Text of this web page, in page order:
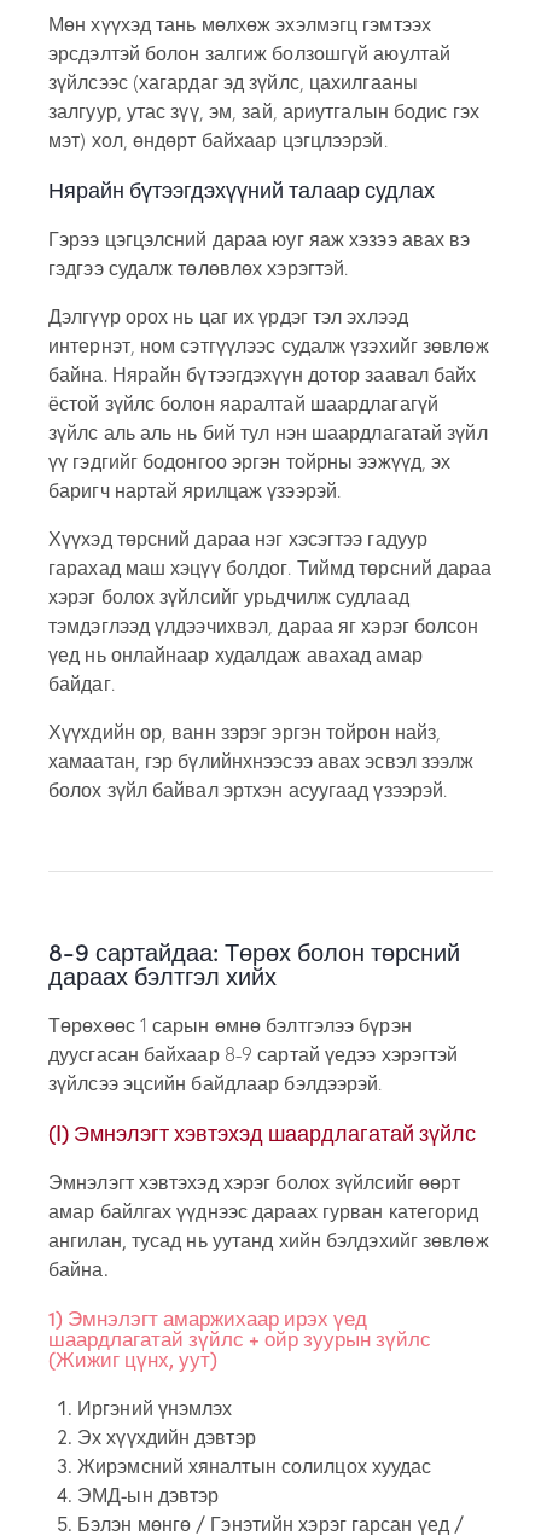
Мөн хүүхэд тань мөлхөж эхэлмэгц гэмтээх
эрсдэлтэй болон залгиж болзошгүй аюултай
зүйлсээс (хагардаг эд зүйлс, цахилгааны
залгуур, утас зүү, эм, зай, ариутгалын бодис гэх
мэт) хол, өндөрт байхаар цэгцлээрэй.
Нярайн бүтээгдэхүүний талаар судлах
Гэрээ цэгцэлсний дараа юуг яаж хэзээ авах вэ
гэдгээ судалж төлөвлөх хэрэгтэй.
Дэлгүүр орох нь цаг их үрдэг тэл эхлээд
интернэт, ном сэтгүүлээс судалж үзэхийг зөвлөж
байна. Нярайн бүтээгдэхүүн дотор заавал байх
ёстой зүйлс болон яаралтай шаардлагагүй
зүйлс аль аль нь бий тул нэн шаардлагатай зүйл
үү гэдгийг бодонгоо эргэн тойрны ээжүүд, эх
баригч нартай ярилцаж үзээрэй.
Хүүхэд төрсний дараа нэг хэсэгтээ гадуур
гарахад маш хэцүү болдог. Тиймд төрсний дараа
хэрэг болох зүйлсийг урьдчилж судлаад
тэмдэглээд үлдээчихвэл, дараа яг хэрэг болсон
үед нь онлайнаар худалдаж авахад амар
байдаг.
Хүүхдийн ор, ванн зэрэг эргэн тойрон найз,
хамаатан, гэр бүлийнхнээсээ авах эсвэл зээлж
болох зүйл байвал эртхэн асуугаад үзээрэй.
8-9 сартайдаа: Төрөх болон төрсний
дараах бэлтгэл хийх
Төрөхөөс 1 сарын өмнө бэлтгэлээ бүрэн
дуусгасан байхаар 8-9 сартай үедээ хэрэгтэй
зүйлсээ эцсийн байдлаар бэлдээрэй.
(I) Эмнэлэгт хэвтэхэд шаардлагатай зүйлс
Эмнэлэгт хэвтэхэд хэрэг болох зүйлсийг өөрт
амар байлгах үүднээс дараах гурван категорид
ангилан, тусад нь уутанд хийн бэлдэхийг зөвлөж
байна.
1) Эмнэлэгт амаржихаар ирэх үед
шаардлагатай зүйлс + ойр зуурын зүйлс
(Жижиг цүнх, уут)​
Иргэний үнэмлэх
Эх хүүхдийн дэвтэр
Жирэмсний хяналтын солилцох хуудас
ЭМД-ын дэвтэр
Бэлэн мөнгө / Гэнэтийн хэрэг гарсан үед /